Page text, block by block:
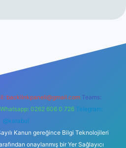
backlinkpaneli@gmail.com Teams:
Whatsapp: 0262 606 0 726 Telegram:
@karabul
Kanun gereğince Bilgi Teknolojileri
onaylanmış bir Yer Sağlayıcı